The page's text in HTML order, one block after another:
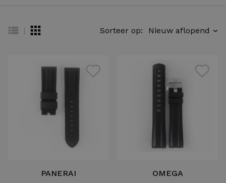
| Sorteer op: ›
PANERAI OMEGA